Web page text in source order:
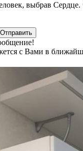
выбрав Сердце.
с Вами в